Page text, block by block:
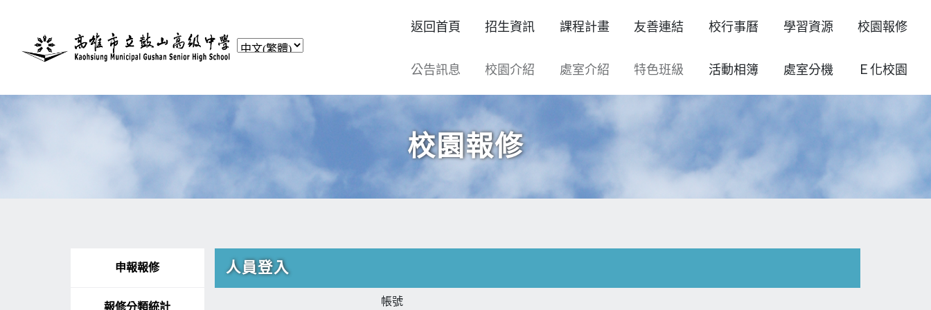
返回首頁 招生資訊 課程計畫 友善連結 校行事曆 學習資源 校園報修
公告訊息 校園介紹 處室介紹 特色班級 活動相簿 處室分機 Ｅ化校園
校園報修
申報報修
報修分類統計
人員登入
帳號